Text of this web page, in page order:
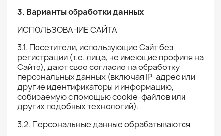
3. Варианты обработки данных
ИСПОЛЬЗОВАНИЕ САЙТА
3.1. Посетители, использующие Сайт без
регистрации (т.е. лица, не имеющие профиля на
Сайте), дают свое согласие на обработку
персональных данных (включая IP-адрес или
другие идентификаторы и информацию,
собираемую с помощью cookie-файлов или
других подобных технологий).
3.2. Персональные данные обрабатываются